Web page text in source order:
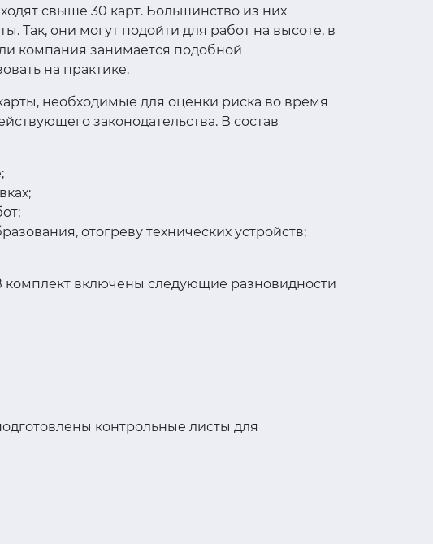
свыше 30 карт. Большинство из них
Так, они могут подойти для работ на высоте, в
компания занимается подобной
на практике.
необходимые для оценки риска во время
законодательства. В состав
отогреву технических устройств;
комплект включены следующие разновидности
контрольные листы для